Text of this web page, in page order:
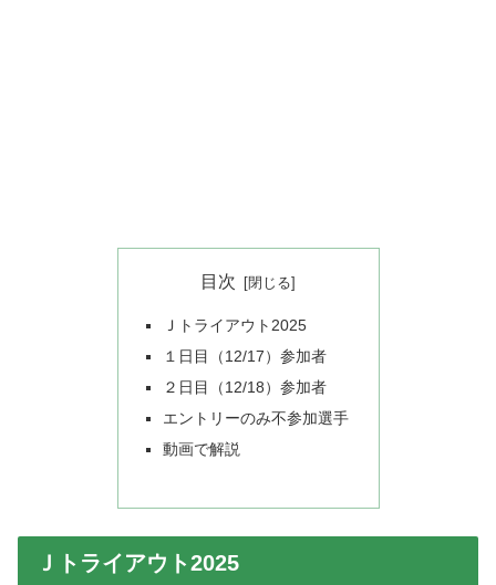
目次
Ｊトライアウト2025
１日目（12/17）参加者
２日目（12/18）参加者
エントリーのみ不参加選手
動画で解説
Ｊトライアウト2025